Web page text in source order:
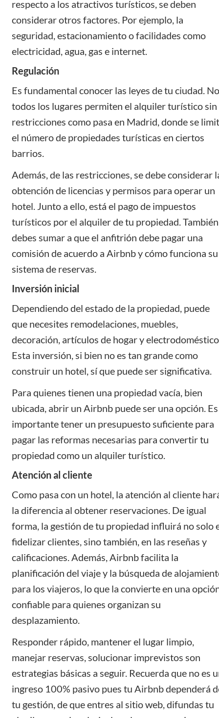
respecto a los atractivos turísticos, se deben
considerar otros factores. Por ejemplo, la
seguridad, estacionamiento o facilidades como
electricidad, agua, gas e internet.
Regulación
Es fundamental conocer las leyes de tu ciudad. No
todos los lugares permiten el alquiler turístico sin
restricciones como pasa en Madrid, donde se
el número de propiedades turísticas en ciertos
barrios.
Además, de las restricciones, se debe considerar
obtención de licencias y permisos para operar un
hotel. Junto a ello, está el pago de impuestos
turísticos por el alquiler de tu propiedad. También
debes sumar a que el anfitrión debe pagar una
comisión de acuerdo a Airbnb y cómo funciona su
sistema de reservas.
Inversión inicial
Dependiendo del estado de la propiedad, puede
que necesites remodelaciones, muebles,
decoración, artículos de hogar y
Esta inversión, si bien no es tan grande como
construir un hotel, sí que puede ser significativa.
Para quienes tienen una propiedad vacía, bien
ubicada, abrir un Airbnb puede ser una opción. Es
importante tener un presupuesto suficiente para
pagar las reformas necesarias para convertir tu
propiedad como un alquiler turístico.
Atención al cliente
Como pasa con un hotel, la atención al cliente
la diferencia al obtener reservaciones. De igual
forma, la gestión de tu propiedad influirá no solo
fidelizar clientes, sino también, en las reseñas y
calificaciones. Además, Airbnb facilita la
planificación del viaje y la búsqueda de
para los viajeros, lo que la convierte en una
confiable para quienes organizan su
desplazamiento.
Responder rápido, mantener el lugar limpio,
manejar reservas, solucionar imprevistos son
estrategias básicas a seguir. Recuerda que no es
ingreso 100% pasivo pues tu Airbnb dependerá
tu gestión, de que entres al sitio web, difundas tu